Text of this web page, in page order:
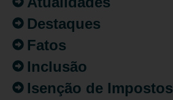
Destaques
Fatos
Inclusão
Isenção de Impostos